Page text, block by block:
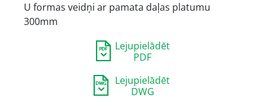
U formas veidņi ar pamata daļas platumu
300mm
Lejupielādēt
PDF
Lejupielādēt
DWG